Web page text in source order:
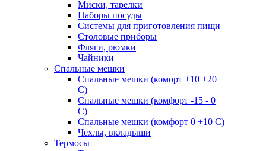
Миски, тарелки
Наборы посуды
Системы для приготовления пищи
Столовые приборы
Фляги, рюмки
Чайники
Спальные мешки
Спальные мешки (коморт +10 +20
С)
Спальные мешки (комфорт -15 - 0
С)
Спальные мешки (комфорт 0 +10 С)
Чехлы, вкладыши
Термосы